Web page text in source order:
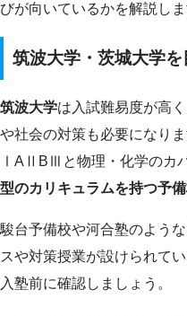
びが向いているかを解説しま
筑波大学・茨城大学
筑波大学は入試難易度が高
や社会の対策も必要になり
ⅠAⅡBⅢと物理・化学のカ
型のカリキュラムを持つ予
駿台予備校や河合塾のよう
スや対策授業が設けられて
入塾前に確認しましょう。